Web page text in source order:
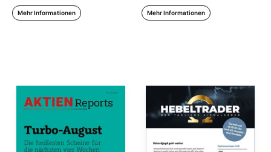
Mehr Informationen Mehr Informationen